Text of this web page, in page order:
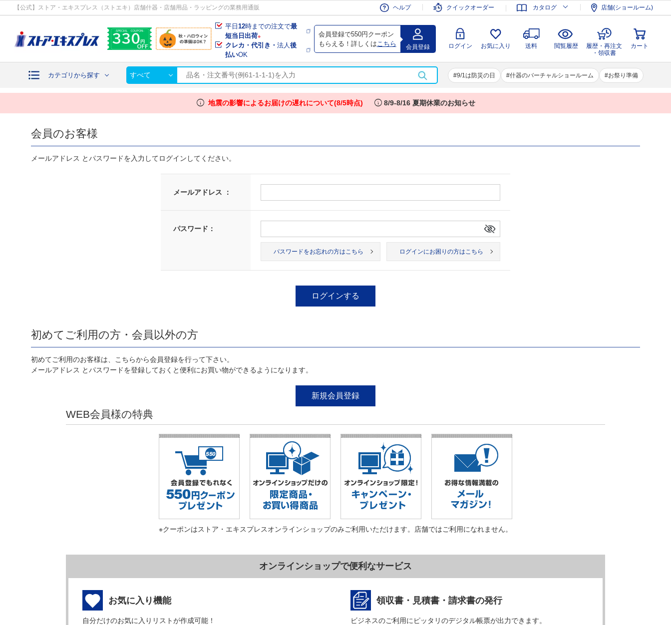
【公式】ストア・エキスプレス（ストエキ）店舗什器・店舗用品・ラッピングの業務用通販 ヘルプ クイックオーダー カタログ 店舗(ショールーム)
平日12時までの注文で最
短当日出荷※
クレカ・代引き・法人後
払いOK
会員登録で550円クーポン
もらえる！詳しくは こちら 会員登録 ログイン お気に入り 送料 閲覧履歴
履歴・再注文
・領収書
カート
カテゴリから探す すべて 9/1は防災の日 什器のバーチャルショールーム お祭り準備
会員登録 ログイン お気に入り 送料 閲覧履歴
履歴・再注文
・領収書
カート
info 地震の影響によるお届けの遅れについて(8/5時点) info 8/9-8/16 夏期休業のお知らせ
会員のお客様
メールアドレス とパスワードを入力してログインしてください。
メールアドレス ：
パスワード：
パスワードをお忘れの方はこちら ログインにお困りの方はこちら
初めてご利用の方・会員以外の方
初めてご利用のお客様は、こちらから会員登録を行って下さい。
メールアドレス とパスワードを登録しておくと便利にお買い物ができるようになります。
WEB会員様の特典
※クーポンはストア・エキスプレスオンラインショップのみご利用いただけます。店舗ではご利用になれません。
オンラインショップで便利なサービス
お気に入り機能
自分だけのお気に入りリストが作成可能！
領収書・見積書・請求書の発行
ビジネスのご利用にピッタリのデジタル帳票が出力できます。